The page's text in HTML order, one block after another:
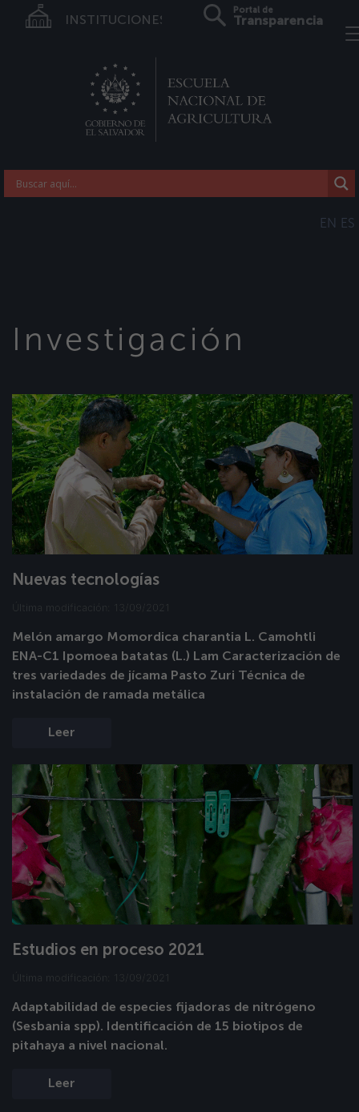
INSTITUCIONES
Portal de
Transparencia
EN ES
Investigación
Nuevas tecnologías
Última modificación: 13/09/2021
Melón amargo Momordica charantia L. Camohtli
ENA-C1 Ipomoea batatas (L.) Lam Caracterización de
tres variedades de jícama Pasto Zuri Técnica de
instalación de ramada metálica
Leer
Estudios en proceso 2021
Última modificación: 13/09/2021
Adaptabilidad de especies fijadoras de nitrógeno
(Sesbania spp). Identificación de 15 biotipos de
pitahaya a nivel nacional.​
Leer